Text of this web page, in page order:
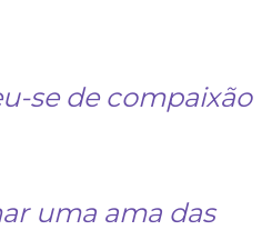
se de compaixão
uma ama das